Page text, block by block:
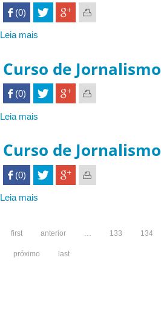
 (0)
Leia mais
Curso de Jornalismo
 (0)
Leia mais
Jornalismo
Curso de Jornalismo
 (0)
Leia mais
Jornalismo
first anterior 133 134
próximo last